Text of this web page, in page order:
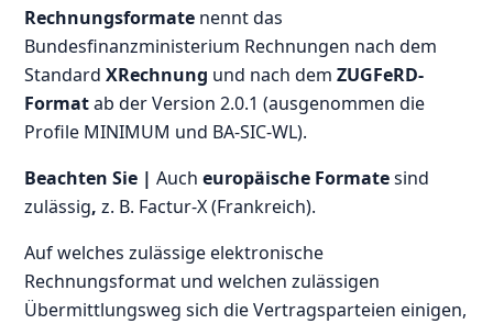
Rechnungsformate nennt das
Bundesfinanzministerium Rechnungen nach dem
StandardXRechnung und nach demZUGFeRD-
Formatab der Version 2.0.1 (ausgenommen die
Profile MINIMUM und BA-SIC-WL).
Beachten Sie |Aucheuropäische Formatesind
zulässig, z. B. Factur-X (Frankreich).
Auf welches zulässige elektronische
Rechnungsformat und welchen zulässigen
Übermittlungsweg sich die Vertragsparteien einigen,